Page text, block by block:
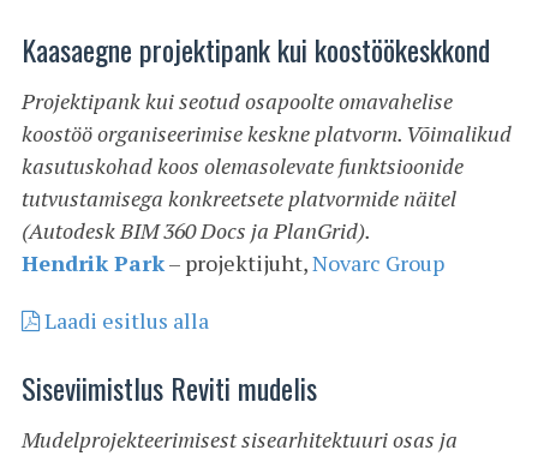
Kaasaegne projektipank kui koostöökeskkond
Projektipank kui seotud osapoolte omavahelise
koostöö organiseerimise keskne platvorm. Võimalikud
kasutuskohad koos olemasolevate funktsioonide
tutvustamisega konkreetsete platvormide näitel
(Autodesk BIM 360 Docs ja PlanGrid).
Hendrik Park– projektijuht,Novarc Group
Laadi esitlus alla
Siseviimistlus Reviti mudelis
Mudelprojekteerimisest sisearhitektuuri osas ja